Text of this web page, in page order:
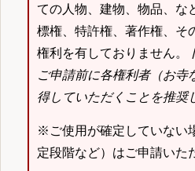
ての人物、建物、物品、な
標権、特許権、著作権、そ
権利を有しておりません。
ご申請前に各権利者（お寺
得していただくことを推奨
※ご使用が確定していない
定段階など）はご申請いた